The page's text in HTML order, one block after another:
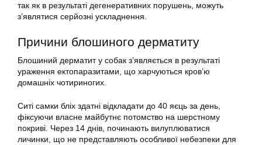
так як в результаті дегенеративних порушень, можуть
з’являтися серйозні ускладнення.
Причини блошиного дерматиту
Блошиний дерматит у собак з’являється в результаті
ураження ектопаразитами, що харчуються кров’ю
домашніх чотириногих.
Ситі самки бліх здатні відкладати до 40 яєць за день,
фіксуючи власне майбутнє потомство на шерстному
покриві. Через 14 днів, починають вилуплюватися
личинки, що не представляють особливої небезпеки для